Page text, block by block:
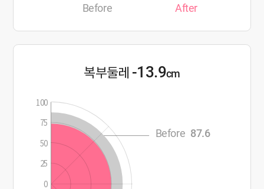
Before After
복부둘레 -13.9cm
Before 87.6
100
75
50
25
0